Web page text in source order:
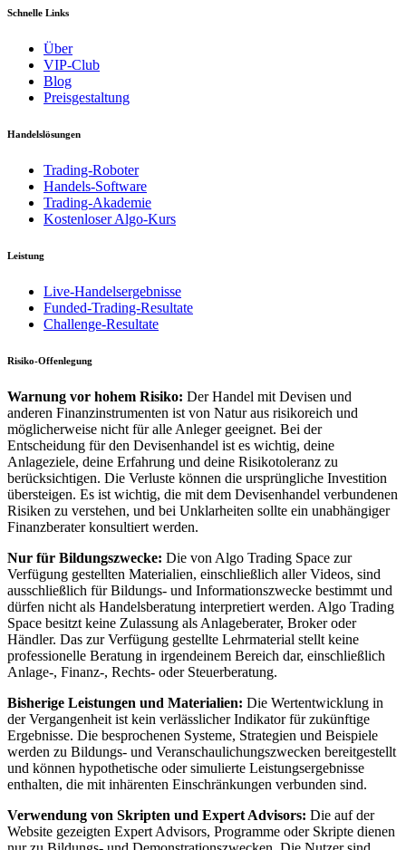
Schnelle Links
Über
VIP-Club
Blog
Preisgestaltung
Handelslösungen
Trading-Roboter
Handels-Software
Trading-Akademie
Kostenloser Algo-Kurs
Leistung
Live-Handelsergebnisse
Funded-Trading-Resultate
Challenge-Resultate
Risiko-Offenlegung
Warnung vor hohem Risiko: Der Handel mit Devisen und
anderen Finanzinstrumenten ist von Natur aus risikoreich und
möglicherweise nicht für alle Anleger geeignet. Bei der
Entscheidung für den Devisenhandel ist es wichtig, deine
Anlageziele, deine Erfahrung und deine Risikotoleranz zu
berücksichtigen. Die Verluste können die ursprüngliche Investition
übersteigen. Es ist wichtig, die mit dem Devisenhandel verbundenen
Risiken zu verstehen, und bei Unklarheiten sollte ein unabhängiger
Finanzberater konsultiert werden.
Nur für Bildungszwecke: Die von Algo Trading Space zur
Verfügung gestellten Materialien, einschließlich aller Videos, sind
ausschließlich für Bildungs- und Informationszwecke bestimmt und
dürfen nicht als Handelsberatung interpretiert werden. Algo Trading
Space besitzt keine Zulassung als Anlageberater, Broker oder
Händler. Das zur Verfügung gestellte Lehrmaterial stellt keine
professionelle Beratung in irgendeinem Bereich dar, einschließlich
Anlage-, Finanz-, Rechts- oder Steuerberatung.
Bisherige Leistungen und Materialien: Die Wertentwicklung in
der Vergangenheit ist kein verlässlicher Indikator für zukünftige
Ergebnisse. Die besprochenen Systeme, Strategien und Beispiele
werden zu Bildungs- und Veranschaulichungszwecken bereitgestellt
und können hypothetische oder simulierte Leistungsergebnisse
enthalten, die mit inhärenten Einschränkungen verbunden sind.
Verwendung von Skripten und Expert Advisors: Die auf der
Website gezeigten Expert Advisors, Programme oder Skripte dienen